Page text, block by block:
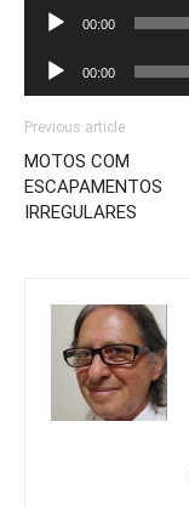
áudio
Tocador
áudio
00:00
Tocador
de
áudio
00:00
Previous article
MOTOS COM
ESCAPAMENTOS
IRREGULARES